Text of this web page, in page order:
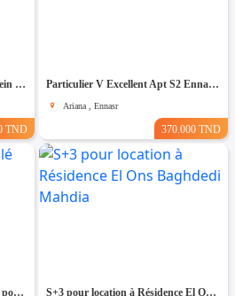
Pour Vacance s+2 Vue Mer en plein Zone Touristique Mahdia
TND
Particulier V Excellent Apt S2 Ennasr2 multi Usage
Ariana , Ennasr
370.000 TND
Particulier L S2 meublé Ennasr2 pour étranger S+3 pour location à Résidence El Ons Baghdedi Mahdia